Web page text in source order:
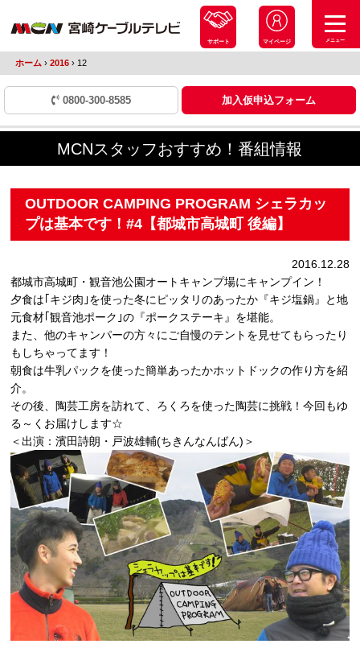
サポート マイページ メニュー
ホーム › 2016 ›12
0800-300-8585 加入仮申込フォーム
MCNスタッフおすすめ！番組情報
OUTDOOR CAMPING PROGRAM シェラカッ
プは基本です！#4【都城市高城町 後編】
2016.12.28
都城市高城町・観音池公園オートキャンプ場にキャンプイン！
夕食は｢キジ肉｣を使った冬にピッタリのあったか『キジ塩鍋』と地
元食材｢観音池ポーク｣の『ポークステーキ』を堪能。
また、他のキャンパーの方々にご自慢のテントを見せてもらったり
もしちゃってます！
朝食は牛乳パックを使った簡単あったかホットドックの作り方を紹
介。
その後、陶芸工房を訪れて、ろくろを使った陶芸に挑戦！今回もゆ
る～くお届けします☆
＜出演：濱田詩朗・戸波雄輔(ちきんなんばん)＞